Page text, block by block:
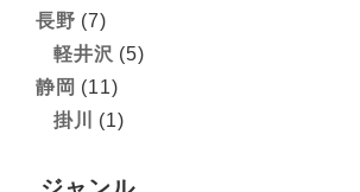
長野 (7)
軽井沢 (5)
静岡 (11)
掛川
(1)